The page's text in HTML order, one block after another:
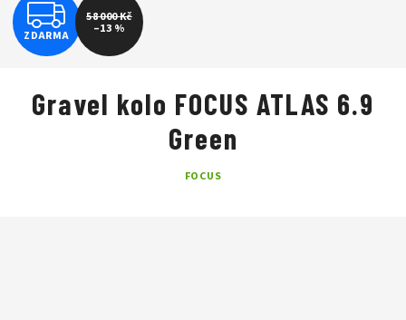
Gravel kolo FOCUS ATLAS 6.9
Green
FOCUS
Z
D
A
R
ZDARMA
58 000 Kč
–13 %